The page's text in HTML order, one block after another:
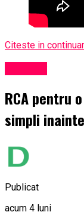
Citeste in
RCA pentru
simpli
Publicat
acum 4 luni